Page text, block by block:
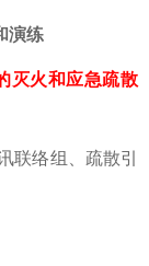
演练
灭火和应急疏散
联络组、疏散引